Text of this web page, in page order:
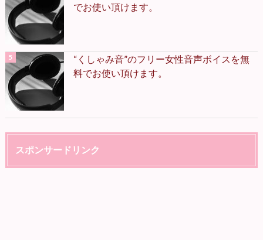
でお使い頂けます。
“くしゃみ音”のフリー女性音声ボイスを無
料でお使い頂けます。
スポンサードリンク